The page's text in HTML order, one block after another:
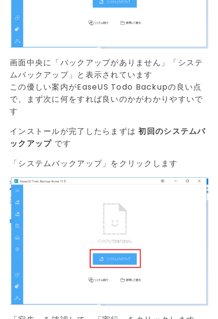
画面中央に「バックアップがありません」「システ
ムバックアップ」と表示されています
この優しい案内がEaseUS Todo Backupの良い点
で、まず次に何をすれば良いのかがわかりやすいで
す
インストールが完了したらまずは初回のシステムバ
ックアップ です
「システムバックアップ」をクリックします